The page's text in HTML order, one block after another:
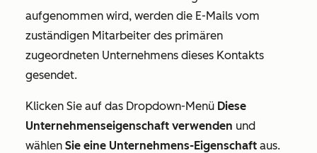
aufgenommen wird, werden die E-Mails vom
zuständigen Mitarbeiter des primären
zugeordneten Unternehmens dieses Kontakts
gesendet.
Klicken Sie auf das Dropdown-Menü Diese
Unternehmenseigenschaft verwenden und
wählen Sie eine Unternehmens-Eigenschaft aus.